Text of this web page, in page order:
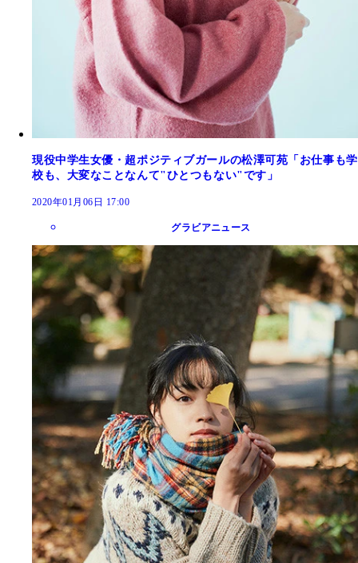
現役中学生女優・超ポジティブガールの松澤可苑「お仕事も学
校も、大変なことなんて"ひとつもない"です」
2020年01月06日 17:00
グラビアニュース